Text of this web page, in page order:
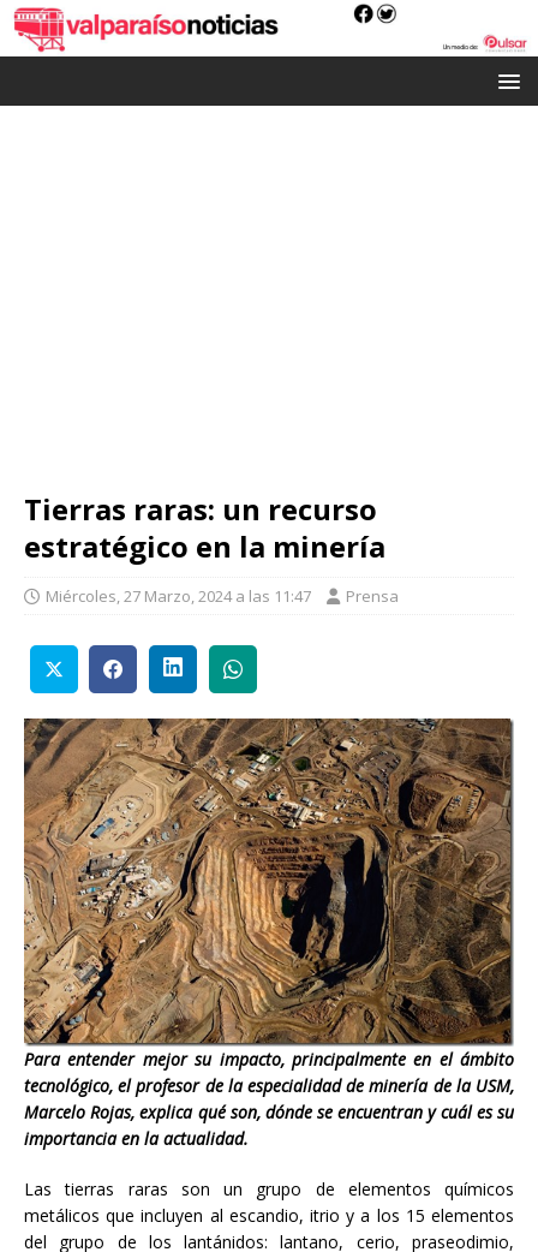
Tierras raras: un recurso
estratégico en la minería
Miércoles, 27 Marzo, 2024 a las 11:47 Prensa
Para entender mejor su impacto, principalmente en el ámbito
tecnológico, el profesor de la especialidad de minería de la USM,
Marcelo Rojas, explica qué son, dónde se encuentran y cuál es su
importancia en la actualidad.
Las tierras raras son un grupo de elementos químicos
metálicos que incluyen al escandio, itrio y a los 15 elementos
del grupo de los lantánidos: lantano, cerio, praseodimio,